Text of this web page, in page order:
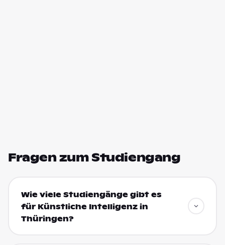
Fragen zum Studiengang
Wie viele Studiengänge gibt es
für Künstliche Intelligenz in
Thüringen?